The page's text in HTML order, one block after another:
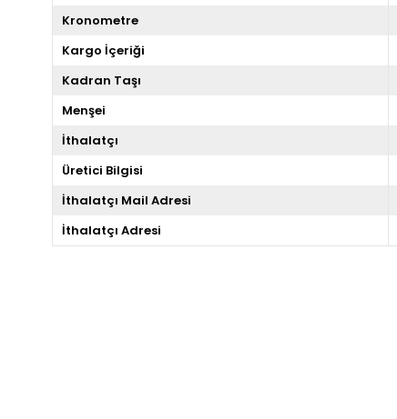
Kronometre
Kargo İçeriği
Kadran Taşı
Menşei
İthalatçı
Üretici Bilgisi
İthalatçı Mail Adresi
İthalatçı Adresi